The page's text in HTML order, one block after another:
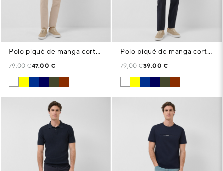
Polo piqué de manga corta caqui
79,00 €47,00 €
Polo piqué de manga corta naranja claro
79,00 €39,00 €